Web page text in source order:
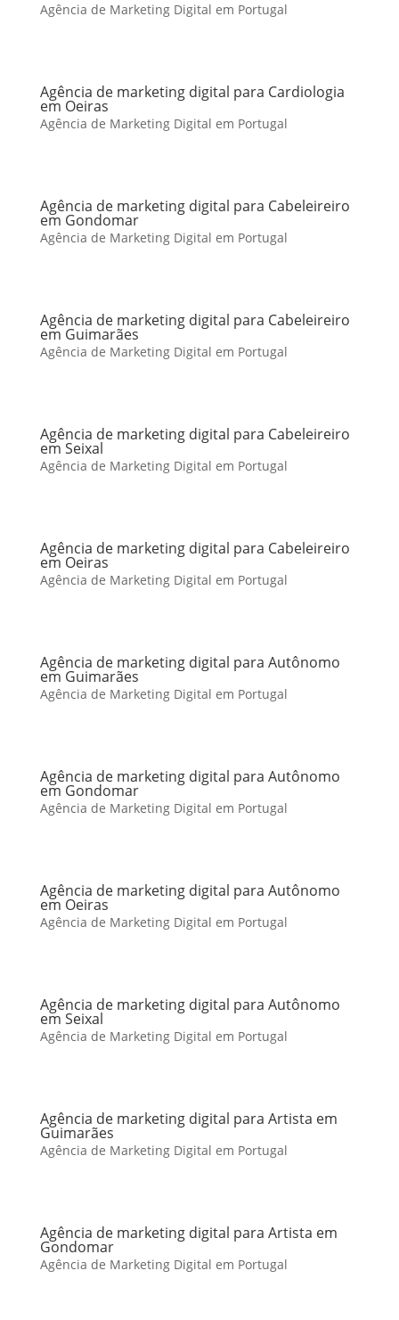
Agência de Marketing Digital em Portugal
Agência de marketing digital para Cardiologia
em Oeiras
Agência de Marketing Digital em Portugal
Agência de marketing digital para Cabeleireiro
em Gondomar
Agência de Marketing Digital em Portugal
Agência de marketing digital para Cabeleireiro
em Guimarães
Agência de Marketing Digital em Portugal
Agência de marketing digital para Cabeleireiro
em Seixal
Agência de Marketing Digital em Portugal
Agência de marketing digital para Cabeleireiro
em Oeiras
Agência de Marketing Digital em Portugal
Agência de marketing digital para Autônomo
em Guimarães
Agência de Marketing Digital em Portugal
Agência de marketing digital para Autônomo
em Gondomar
Agência de Marketing Digital em Portugal
Agência de marketing digital para Autônomo
em Oeiras
Agência de Marketing Digital em Portugal
Agência de marketing digital para Autônomo
em Seixal
Agência de Marketing Digital em Portugal
Agência de marketing digital para Artista em
Guimarães
Agência de Marketing Digital em Portugal
Agência de marketing digital para Artista em
Gondomar
Agência de Marketing Digital em Portugal